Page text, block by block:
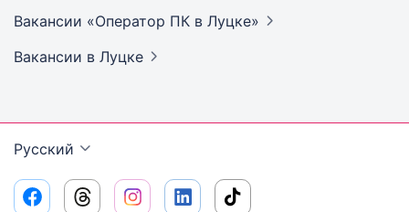
Вакансии «Оператор ПК в Луцке»
Вакансии в Луцке
Русский